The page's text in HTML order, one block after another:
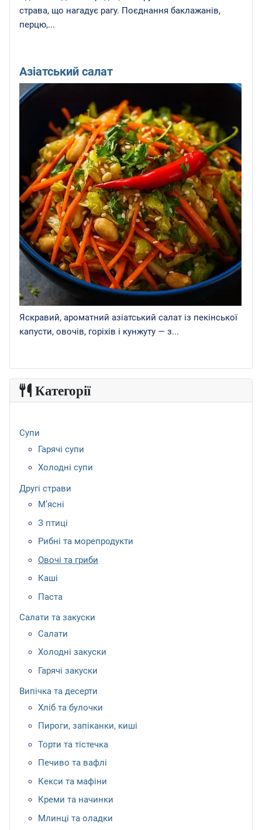
страва, що нагадує рагу. Поєднання баклажанів,
перцю,...
Азіатський салат
Яскравий, ароматний азіатський салат із пекінської
капусти, овочів, горіхів і кунжуту — з...
Категорії
Супи
Гарячі супи
Холодні супи
Другі страви
М’ясні
З птиці
Рибні та морепродукти
Овочі та гриби
Каші
Паста
Салати та закуски
Салати
Холодні закуски
Гарячі закуски
Випічка та десерти
Хліб та булочки
Пироги, запіканки, киші
Торти та тістечка
Печиво та вафлі
Кекси та мафіни
Креми та начинки
Млинці та оладки